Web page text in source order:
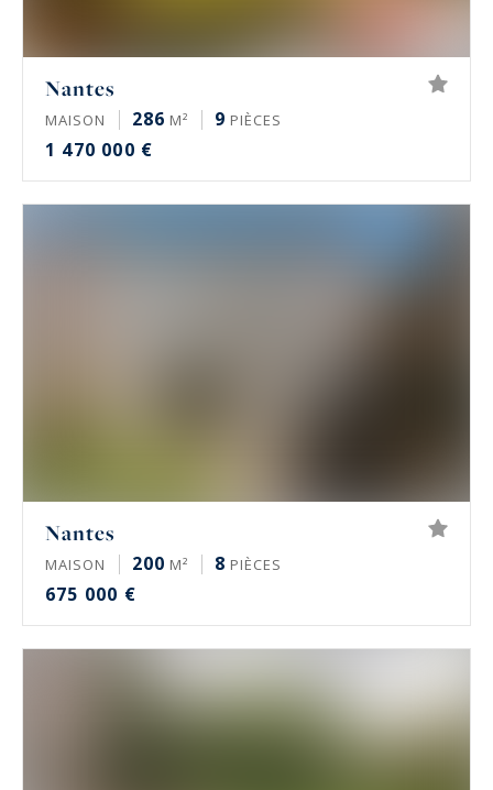
Nantes
MAISON 286 M² 9 PIÈCES
1 470 000 €
Nantes
MAISON 200 M² 8 PIÈCES
675 000 €